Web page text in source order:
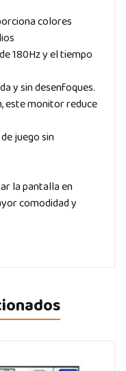
colores
180Hz y el tiempo
y sin desenfoques.
este monitor reduce
juego sin
la pantalla en
comodidad y